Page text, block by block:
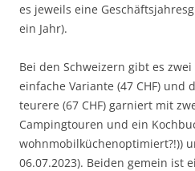
es jeweils eine
ein Jahr).
Bei den Schweizern gibt es
einfache Variante (47 CHF) und
teurere (67 CHF) garniert mit
Campingtouren und ein
wohnmobilküchenoptimiert?!))
06.07.2023). Beiden gemein ist